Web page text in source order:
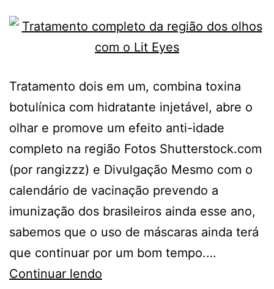
Tratamento dois em um, combina toxina
botulínica com hidratante injetável, abre o
olhar e promove um efeito anti-idade
completo na região Fotos Shutterstock.com
(por rangizzz) e Divulgação Mesmo com o
calendário de vacinação prevendo a
imunização dos brasileiros ainda esse ano,
sabemos que o uso de máscaras ainda terá
que continuar por um bom tempo.…
Continuar lendo